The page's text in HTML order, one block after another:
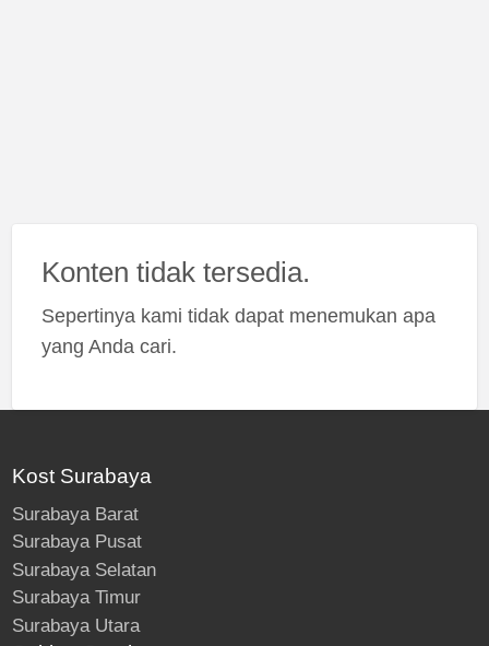
Konten tidak tersedia.
Sepertinya kami tidak dapat menemukan apa
yang Anda cari.
Kost Surabaya
Surabaya Barat
Surabaya Pusat
Surabaya Selatan
Surabaya Timur
Surabaya Utara